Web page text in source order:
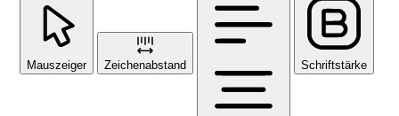
Mauszeiger Zeichenabstand Schriftstärke